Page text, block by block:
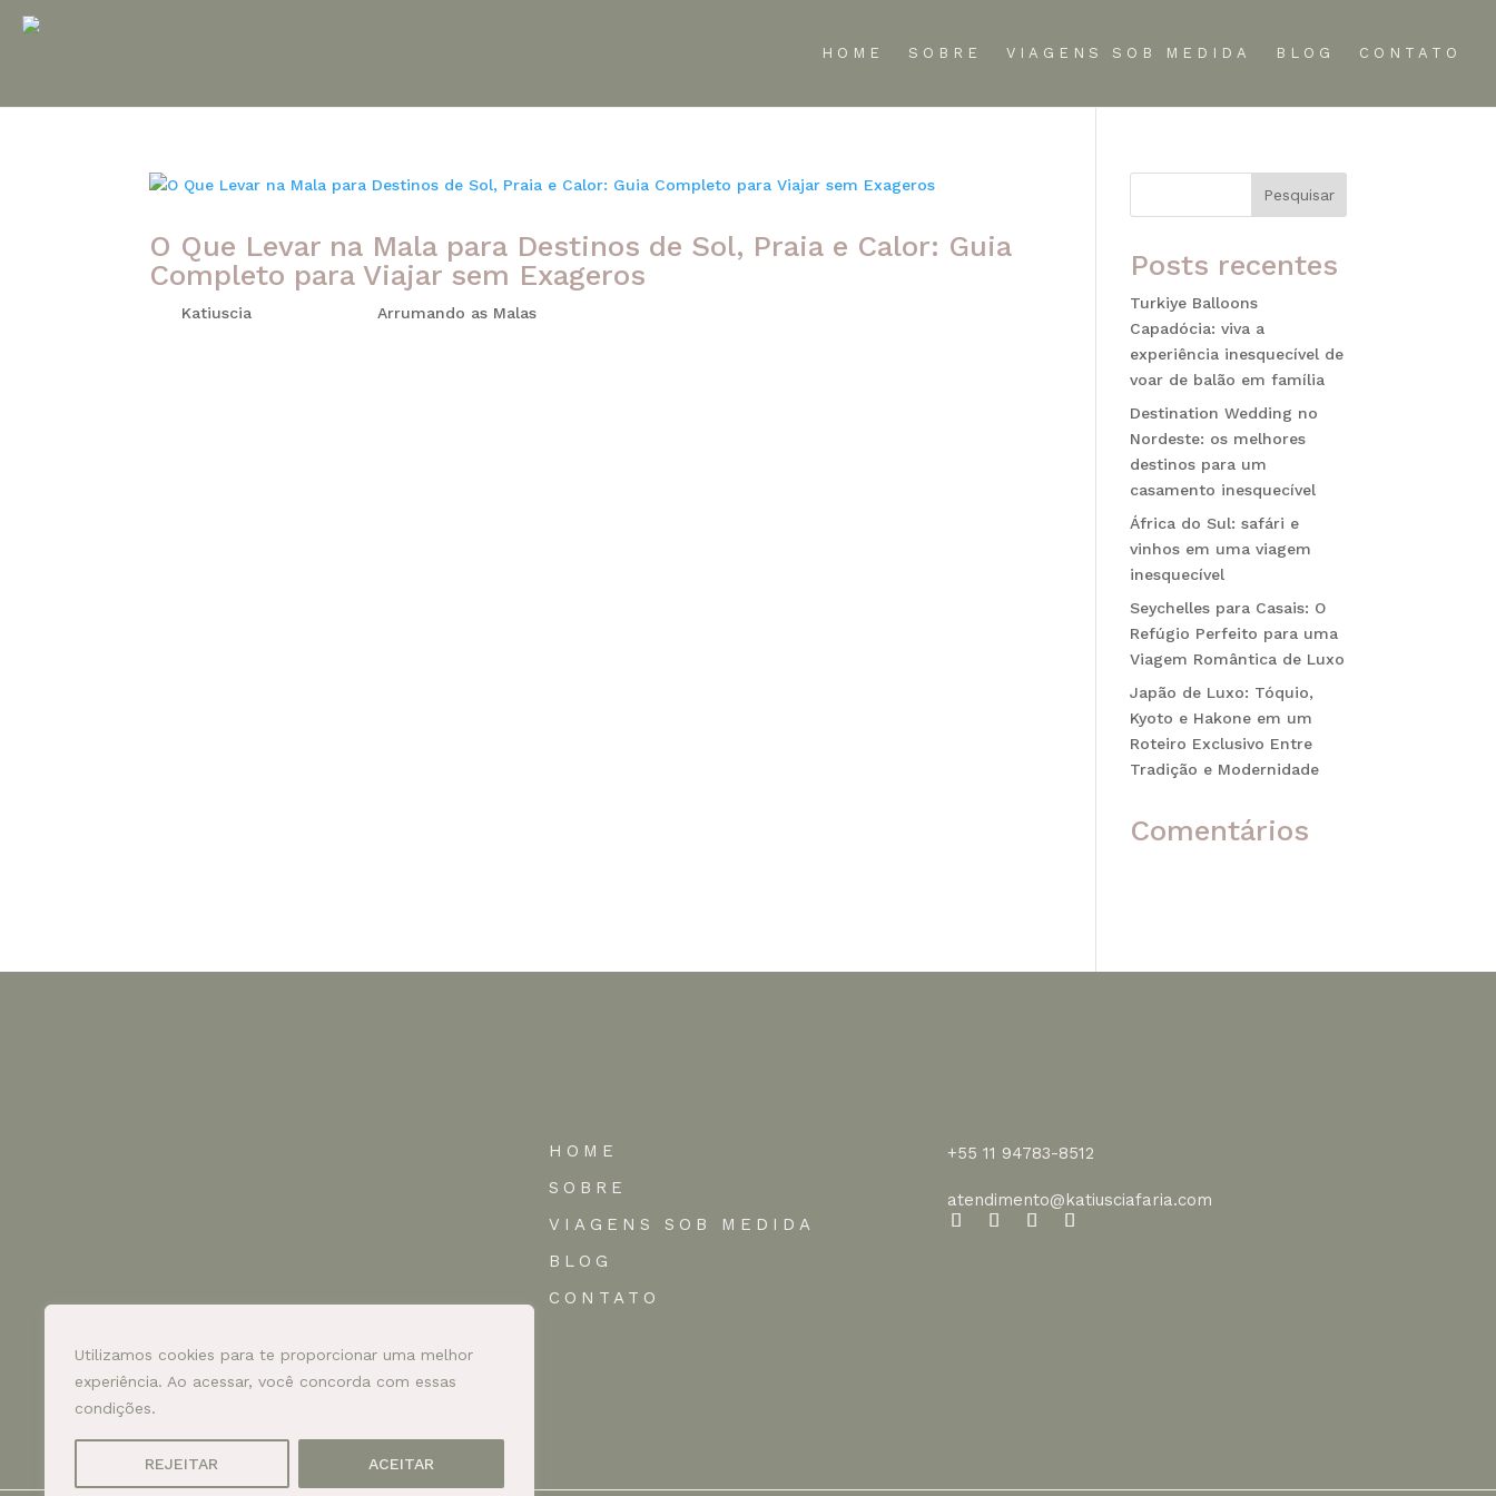
Utilizamos cookies para te proporcionar uma melhor
experiência. Ao acessar, você concorda com essas
condições.
REJEITAR ACEITAR
HOME SOBRE VIAGENS SOB MEDIDA BLOG CONTATO
O Que Levar na Mala para Destinos de Sol, Praia e Calor: Guia
Completo para Viajar sem Exageros
Katiuscia Arrumando as Malas
Pesquisar
Posts recentes
Turkiye Balloons
Capadócia: viva a
experiência inesquecível de
voar de balão em família
Destination Wedding no
Nordeste: os melhores
destinos para um
casamento inesquecível
África do Sul: safári e
vinhos em uma viagem
inesquecível
Seychelles para Casais: O
Refúgio Perfeito para uma
Viagem Romântica de Luxo
Japão de Luxo: Tóquio,
Kyoto e Hakone em um
Roteiro Exclusivo Entre
Tradição e Modernidade
Comentários
HOME
SOBRE
VIAGENS SOB MEDIDA
BLOG
CONTATO
+55 11 94783-8512
atendimento@katiusciafaria.com